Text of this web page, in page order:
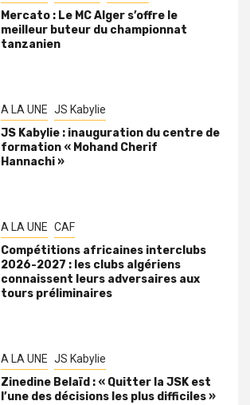
Mercato : Le MC Alger s’offre le
meilleur buteur du championnat
tanzanien
A LA UNE JS Kabylie
JS Kabylie : inauguration du centre de
formation « Mohand Cherif
Hannachi »
A LA UNE CAF
Compétitions africaines interclubs
2026-2027 : les clubs algériens
connaissent leurs adversaires aux
tours préliminaires
A LA UNE JS Kabylie
Zinedine Belaïd : « Quitter la JSK est
l’une des décisions les plus difficiles »